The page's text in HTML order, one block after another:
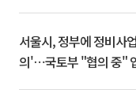
서울시, 정부에 정비사
의'⋯국토부 "협의 중"